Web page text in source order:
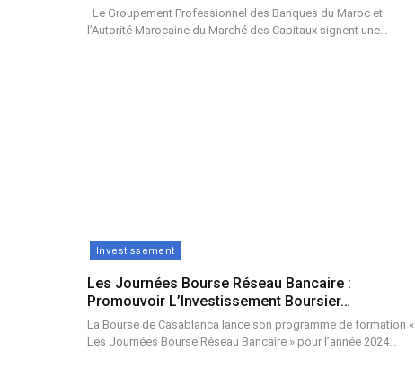
Le Groupement Professionnel des Banques du Maroc et
l’Autorité Marocaine du Marché des Capitaux signent une…
Investissement
Les Journées Bourse Réseau Bancaire :
Promouvoir L’Investissement Boursier…
La Bourse de Casablanca lance son programme de formation «
Les Journées Bourse Réseau Bancaire » pour l’année 2024…